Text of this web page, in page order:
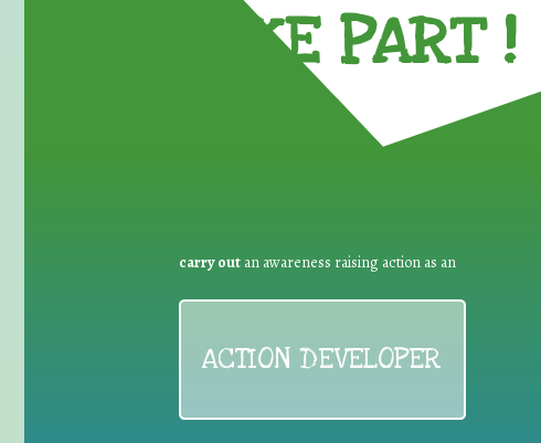
TAKE PART !
carry out an awareness raising action as an
ACTION DEVELOPER